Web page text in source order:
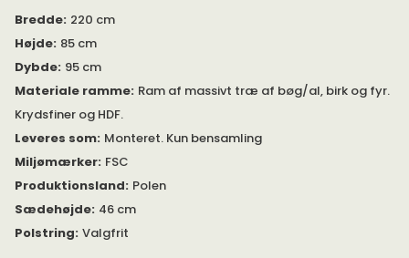
findes under egen produkt. I samme serie findes desuden
lænestole, love seat, chaiselong og Skammelfer.
Venligst kontakt os, hvis du har nogen spørgsmål.
Bredde: 220 cm
Højde: 85 cm
Dybde: 95 cm
Materiale ramme: Ram af massivt træ af bøg/al, birk og fyr.
Krydsfiner og HDF.
Leveres som: Monteret. Kun bensamling
Miljømærker: FSC
Produktionsland: Polen
Sædehøjde: 46 cm
Polstring: Valgfrit